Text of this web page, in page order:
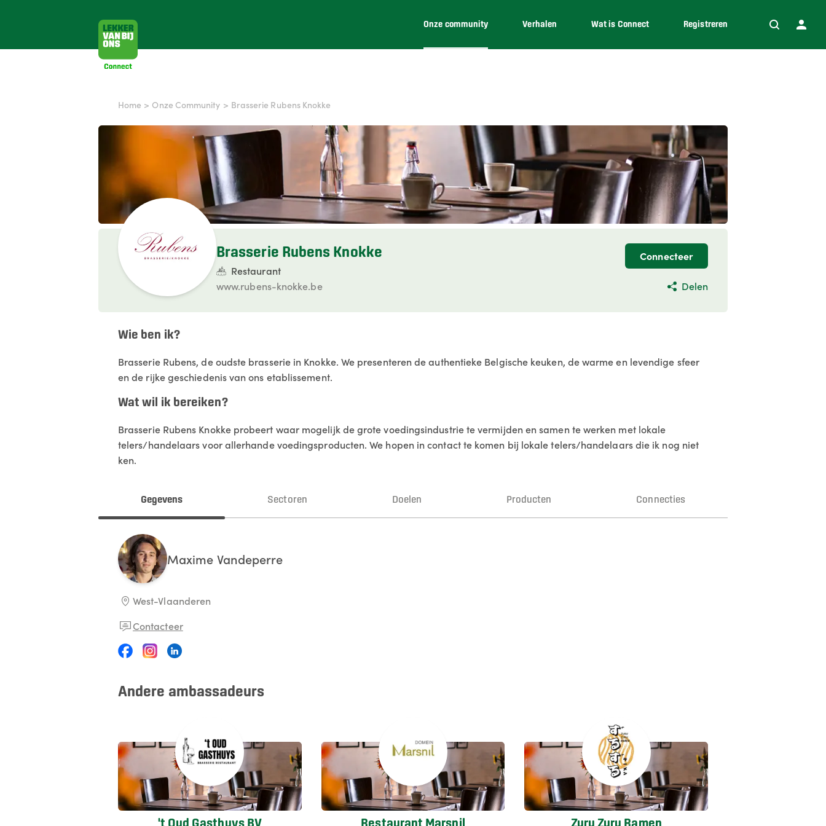
Onze community Verhalen Wat is Connect Registreren
Home > Onze Community > Brasserie Rubens Knokke
Brasserie Rubens Knokke
Restaurant
www.rubens-knokke.be
Connecteer
Delen
Wie ben ik?
Brasserie Rubens, de oudste brasserie in Knokke. We presenteren de authentieke Belgische keuken, de warme en levendige sfeer
en de rijke geschiedenis van ons etablissement.
Wat wil ik bereiken?
Brasserie Rubens Knokke probeert waar mogelijk de grote voedingsindustrie te vermijden en samen te werken met lokale
telers/handelaars voor allerhande voedingsproducten. We hopen in contact te komen bij lokale telers/handelaars die ik nog niet
ken.
Gegevens Sectoren Doelen Producten Connecties
Maxime Vandeperre
West-Vlaanderen
Contacteer
Andere ambassadeurs